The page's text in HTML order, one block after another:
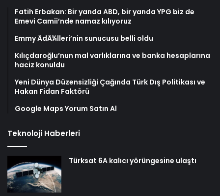
Fatih Erbakan: Bir yanda ABD, bir yanda YPG biz de
Emevi Camii’nde namaz kılıyoruz
Emmy ÃdÃ¼lleri’nin sunucusu belli oldu
Kılıçdaroğlu’nun mal varlıklarına ve banka hesaplarına
haciz konuldu
Yeni Dünya Düzensizliği Çağında Türk Dış Politikası ve
Hakan Fidan Faktörü
Google Maps Yorum Satın Al
Teknoloji Haberleri
Türksat 6A kalıcı yörüngesine ulaştı